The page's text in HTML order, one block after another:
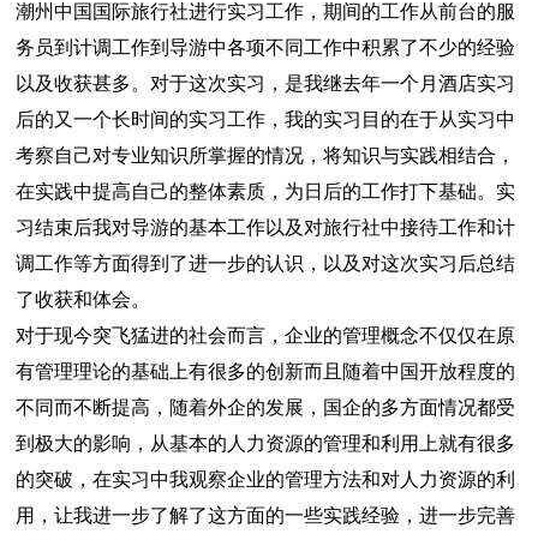
潮州中国国际旅行社进行实习工作，期间的工作从前台的服
务员到计调工作到导游中各项不同工作中积累了不少的经验
以及收获甚多。对于这次实习，是我继去年一个月酒店实习
后的又一个长时间的实习工作，我的实习目的在于从实习中
考察自己对专业知识所掌握的情况，将知识与实践相结合，
在实践中提高自己的整体素质，为日后的工作打下基础。实
习结束后我对导游的基本工作以及对旅行社中接待工作和计
调工作等方面得到了进一步的认识，以及对这次实习后总结
了收获和体会。
对于现今突飞猛进的社会而言，企业的管理概念不仅仅在原
有管理理论的基础上有很多的创新而且随着中国开放程度的
不同而不断提高，随着外企的发展，国企的多方面情况都受
到极大的影响，从基本的人力资源的管理和利用上就有很多
的突破，在实习中我观察企业的管理方法和对人力资源的利
用，让我进一步了解了这方面的一些实践经验，进一步完善